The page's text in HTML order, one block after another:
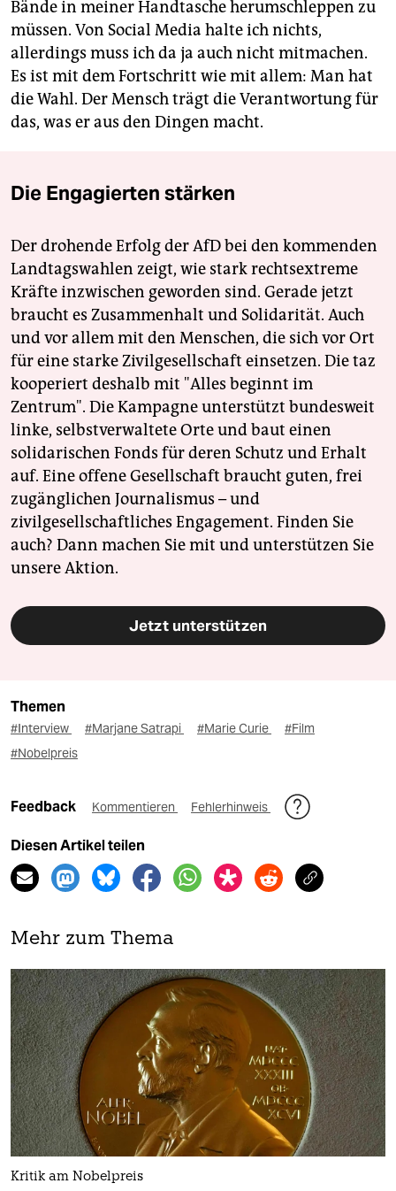
Bände in meiner Handtasche herumschleppen zu
müssen. Von Social Media halte ich nichts,
allerdings muss ich da ja auch nicht mitmachen.
Es ist mit dem Fortschritt wie mit allem: Man hat
die Wahl. Der Mensch trägt die Verantwortung für
das, was er aus den Dingen macht.
Die Engagierten stärken
Der drohende Erfolg der AfD bei den kommenden
Landtagswahlen zeigt, wie stark rechtsextreme
Kräfte inzwischen geworden sind. Gerade jetzt
braucht es Zusammenhalt und Solidarität. Auch
und vor allem mit den Menschen, die sich vor Ort
für eine starke Zivilgesellschaft einsetzen. Die taz
kooperiert deshalb mit "Alles beginnt im
Zentrum". Die Kampagne unterstützt bundesweit
linke, selbstverwaltete Orte und baut einen
solidarischen Fonds für deren Schutz und Erhalt
auf. Eine offene Gesellschaft braucht guten, frei
zugänglichen Journalismus – und
zivilgesellschaftliches Engagement. Finden Sie
auch? Dann machen Sie mit und unterstützen Sie
unsere Aktion.
Jetzt unterstützen
Themen
#Interview #Marjane Satrapi #Marie Curie
#Film
#Nobelpreis
Feedback Kommentieren Fehlerhinweis
Diesen Artikel teilen
Mehr zum Thema
Kritik am Nobelpreis